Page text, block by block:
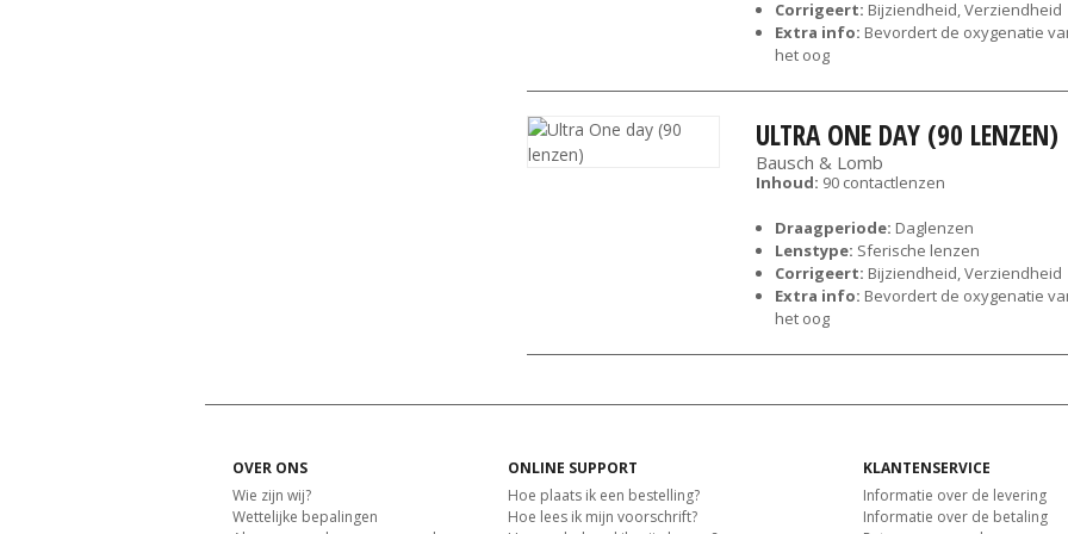
Corrigeert: Bijziendheid, Verziendheid
Extra info: Bevordert de oxygenatie
het oog
ULTRA ONE DAY (90 LENZEN)
Bausch & Lomb
Inhoud: 90 contactlenzen
Draagperiode: Daglenzen
Lenstype: Sferische lenzen
Corrigeert: Bijziendheid, Verziendheid
Extra info: Bevordert de oxygenatie
het oog
OVER ONS
Wie zijn wij?
Wettelijke bepalingen
ONLINE SUPPORT
Hoe plaats ik een bestelling?
Hoe lees ik mijn voorschrift?
KLANTENSERVICE
Informatie over de levering
Informatie over de betaling